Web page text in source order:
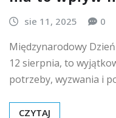
sie 11, 2025 0
Międzynarodowy
12 sierpnia, to
potrzeby, wyzwania i
CZYTAJ